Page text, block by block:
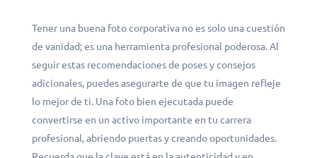
Tener una buena foto corporativa no es solo una cuestión
de vanidad; es una herramienta profesional poderosa. Al
seguir estas recomendaciones de poses y consejos
adicionales, puedes asegurarte de que tu imagen refleje
lo mejor de ti. Una foto bien ejecutada puede
convertirse en un activo importante en tu carrera
profesional, abriendo puertas y creando oportunidades.